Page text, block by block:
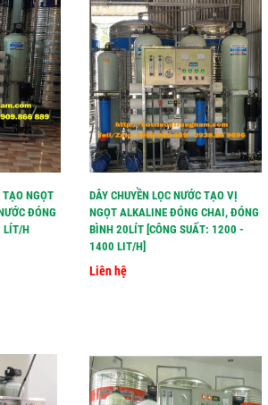
TẠO NGỌT
ĐÓNG
LÍT/H
DÂY CHUYỀN LỌC NƯỚC TẠO VỊ
NGỌT ALKALINE ĐÓNG CHAI, ĐÓNG
BÌNH 20LÍT [CÔNG SUẤT: 1200 -
1400 LIT/H]
Liên hệ